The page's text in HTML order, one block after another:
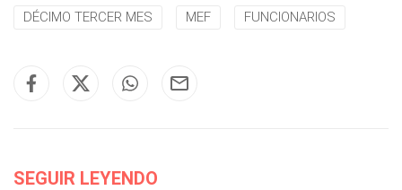
DÉCIMO TERCER MES MEF FUNCIONARIOS
SEGUIR LEYENDO